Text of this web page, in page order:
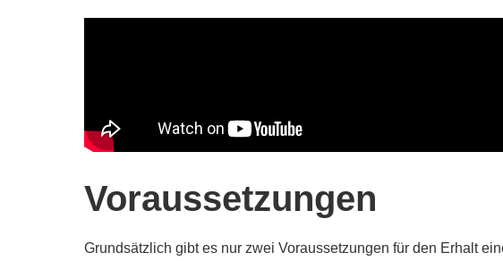
Voraussetzungen
Grundsätzlich gibt es nur zwei Voraussetzungen für den Erhalt